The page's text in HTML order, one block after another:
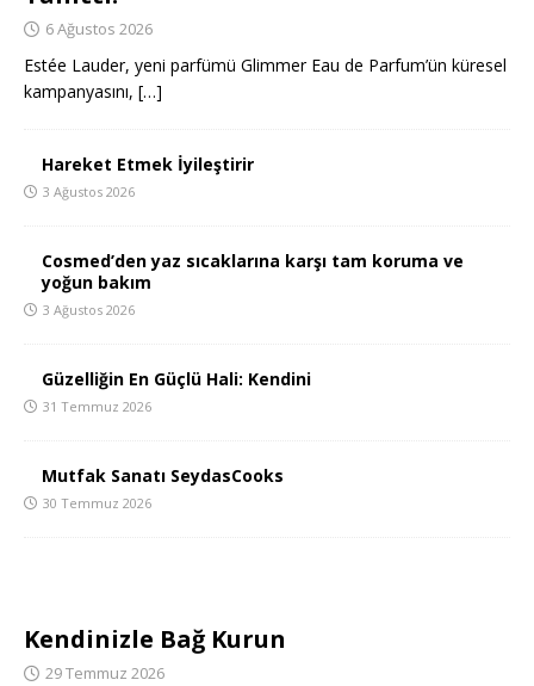
6 Ağustos 2026
Estée Lauder, yeni parfümü Glimmer Eau de Parfum’ün küresel
kampanyasını, […]
Hareket Etmek İyileştirir
3 Ağustos 2026
Cosmed’den yaz sıcaklarına karşı tam koruma ve
yoğun bakım
3 Ağustos 2026
Güzelliğin En Güçlü Hali: Kendini
31 Temmuz 2026
Mutfak Sanatı SeydasCooks
30 Temmuz 2026
Kendinizle Bağ Kurun
29 Temmuz 2026